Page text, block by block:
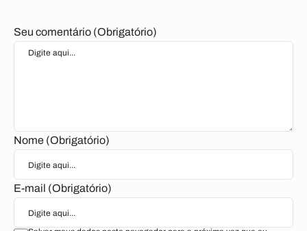
Seu comentário (Obrigatório)
Nome (Obrigatório)
E-mail (Obrigatório)